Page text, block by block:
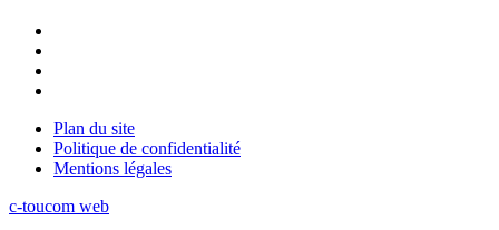
Plan du site
Politique de confidentialité
Mentions légales
c-toucom web